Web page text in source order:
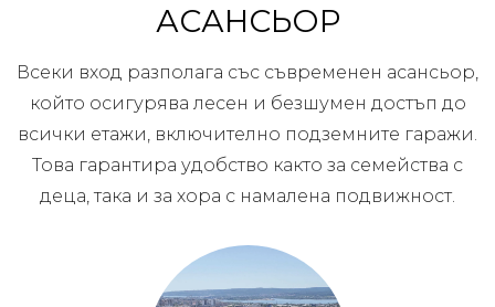
АСАНСЬОР
Всеки вход разполага със съвременен асансьор,
който осигурява лесен и безшумен достъп до
всички етажи, включително подземните гаражи.
Това гарантира удобство както за семейства с
деца, така и за хора с намалена подвижност.